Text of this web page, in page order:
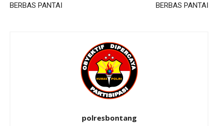
BERBAS PANTAI
BERBAS PANTAI
polresbontang